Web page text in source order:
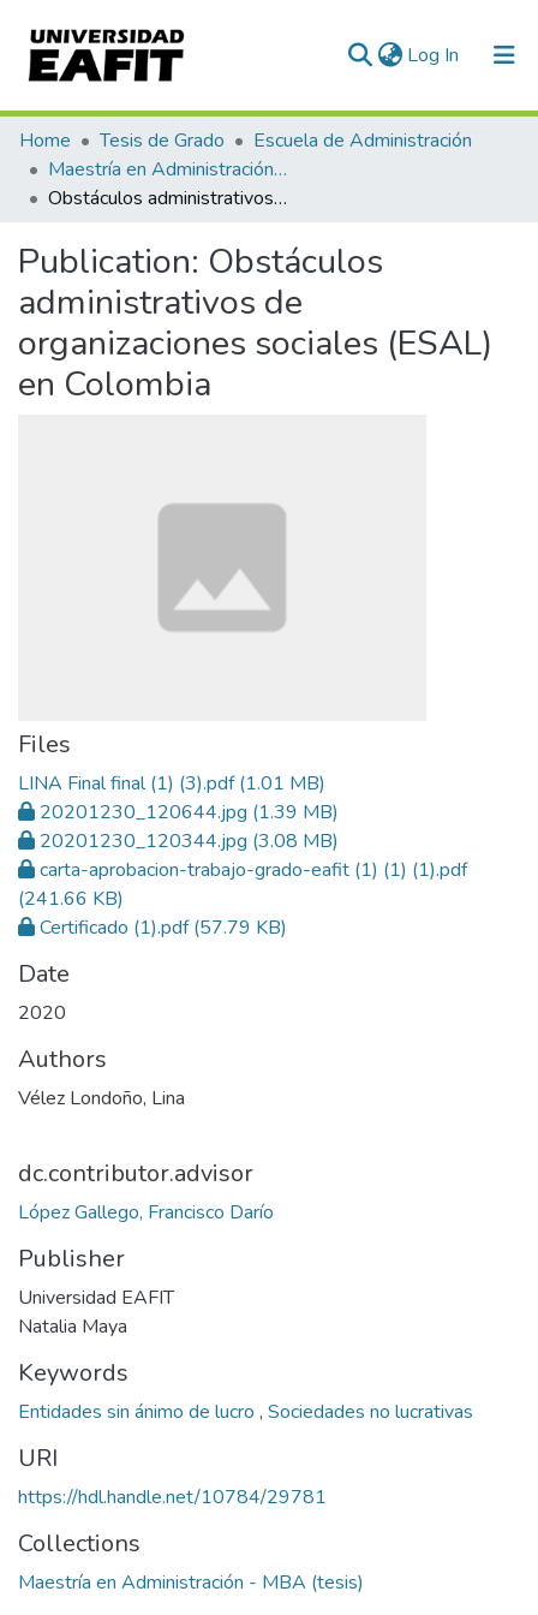
Log In (current)
Communities & Collections
All of DSpace
Home Tesis de Grado
Escuela de Administración
Maestría en Administración - MBA (tesis)
Obstáculos administrativos de organizaciones sociales (ESAL) en Colombia
Publication: Obstáculos
administrativos de
organizaciones sociales (ESAL)
en Colombia
Files
LINA Final final (1) (3).pdf(1.01 MB)
20201230_120644.jpg (1.39 MB)
20201230_120344.jpg (3.08 MB)
carta-aprobacion-trabajo-grado-eafit (1) (1) (1).pdf
(241.66 KB)
Certificado (1).pdf(57.79 KB)
Date
2020
Authors
Vélez Londoño, Lina
dc.contributor.advisor
López Gallego, Francisco Darío
Publisher
Universidad EAFIT
Natalia Maya
Keywords
Entidades sin ánimo de lucro , Sociedades no lucrativas
URI
https://hdl.handle.net/10784/29781
Collections
Maestría en Administración - MBA (tesis)